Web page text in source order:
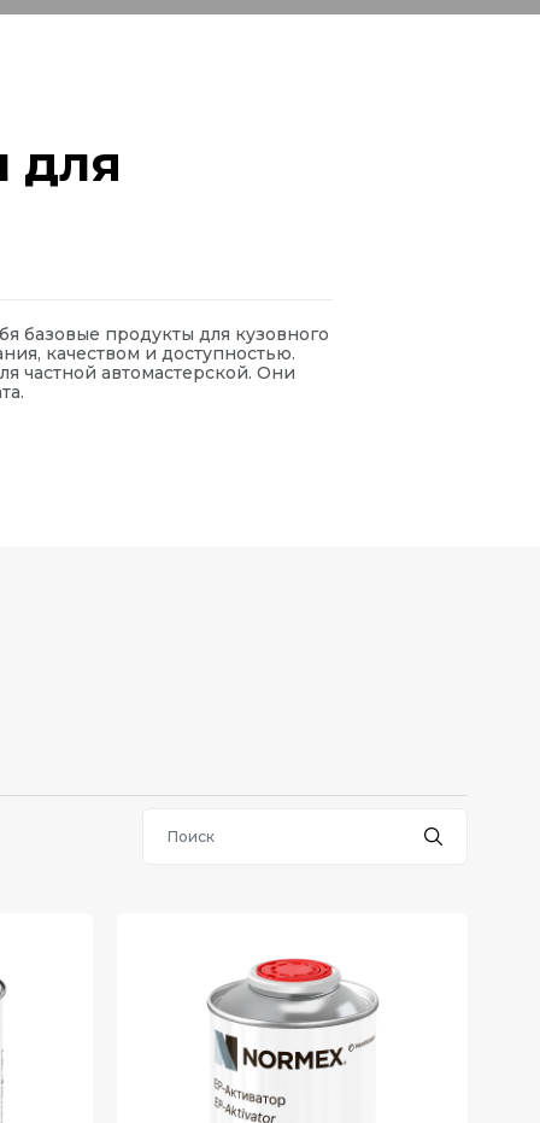
для
базовые продукты для кузовного
качеством и доступностью.
частной автомастерской. Они